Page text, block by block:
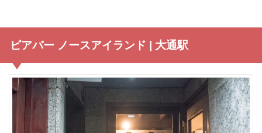
ビアバー ノースアイランド | 大通駅